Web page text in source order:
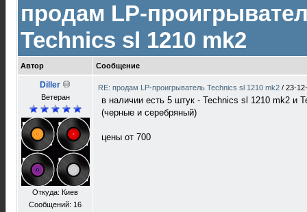
продам LP-
Technics sl 1210 mk2
Автор Сообщение
Diller
Ветеран
Откуда: Киев
Сообщений: 16
RE: продам LP-проигрыватель Technics sl 1210 mk2 / 23-
в наличии есть 5 штук - Technics sl 1210 mk2 и
(черные и серебряный)
цены от 700